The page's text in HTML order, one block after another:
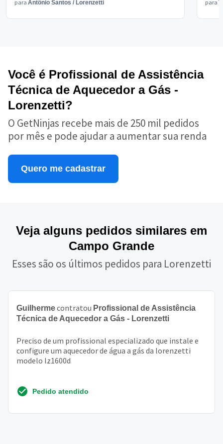
para Antônio Santos / Lorenzetti para
Você é Profissional de Assistência
Técnica de Aquecedor a Gás -
Lorenzetti?
O GetNinjas recebe mais de 250 mil pedidos
por mês e pode ajudar a aumentar sua renda
Quero me cadastrar
Veja alguns pedidos similares em
Campo Grande
Esses são os últimos pedidos para Lorenzetti
Guilhermecontratou Profissional de Assistência
Técnica de Aquecedor a Gás - Lorenzetti
Preciso de um profissional especializado que instale e
configure um aquecedor de água a gás da lorenzetti
modelo lz1600d
Pedido atendido